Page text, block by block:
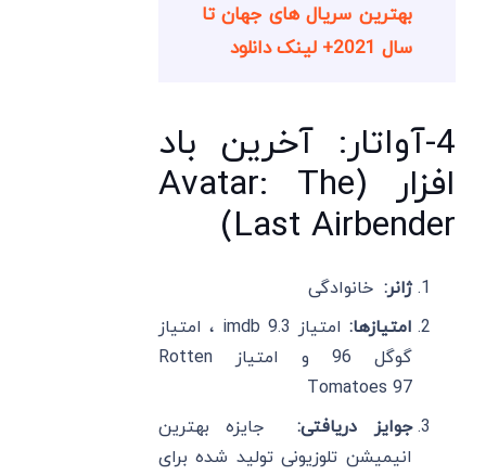
بهترین سریال های جهان تا
سال 2021+ لینک دانلود
4-آواتار: آخرین باد
افزار (Avatar: The
Last Airbender)
ژانر: خانوادگی
امتیازها:
امتیاز imdb 9.3 ، امتیاز
گوگل 96 و امتیاز Rotten
Tomatoes 97
جوایز دریافتی: جایزه بهترین
انیمیشن تلوزیونی تولید شده برای